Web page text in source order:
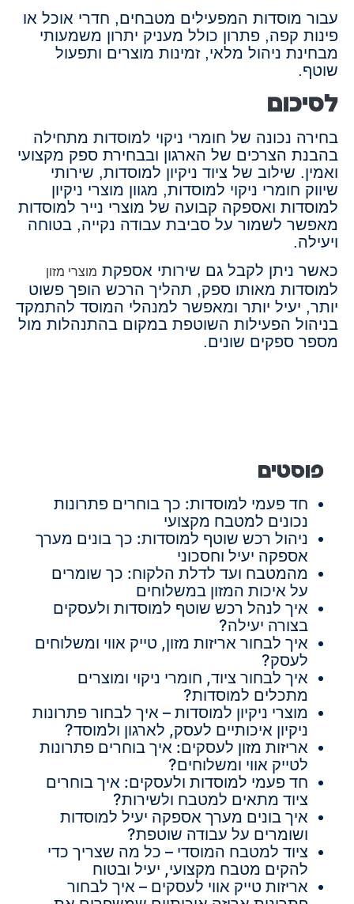
עבור מוסדות המפעילים מטבחים, חדרי אוכל או
פינות קפה, פתרון כולל מעניק יתרון משמעותי
מבחינת ניהול מלאי, זמינות מוצרים ותפעול
שוטף.
לסיכום
בחירה נכונה של חומרי ניקוי למוסדות מתחילה
בהבנת הצרכים של הארגון ובבחירת ספק מקצועי
ואמין. שילוב של ציוד ניקיון למוסדות, שירותי
שיווק חומרי ניקוי למוסדות, מגוון מוצרי ניקיון
למוסדות ואספקה קבועה של מוצרי נייר למוסדות
מאפשר לשמור על סביבת עבודה נקייה, בטוחה
ויעילה.
כאשר ניתן לקבל גם שירותי אספקת מוצרי מזון
למוסדות מאותו ספק, תהליך הרכש הופך פשוט
יותר, יעיל יותר ומאפשר למנהלי המוסד להתמקד
בניהול הפעילות השוטפת במקום בהתנהלות מול
מספר ספקים שונים.
פוסטים
חד פעמי למוסדות: כך בוחרים פתרונות
נכונים למטבח מקצועי
ניהול רכש שוטף למוסדות: כך בונים מערך
אספקה יעיל וחסכוני
מהמטבח ועד לדלת הלקוח: כך שומרים
על איכות המזון במשלוחים
איך לנהל רכש שוטף למוסדות ולעסקים
בצורה יעילה?
איך לבחור אריזות מזון, טייק אווי ומשלוחים
לעסק?
איך לבחור ציוד, חומרי ניקוי ומוצרים
מתכלים למוסדות?
מוצרי ניקיון למוסדות – איך לבחור פתרונות
ניקיון איכותיים לעסק, לארגון ולמוסד?
אריזות מזון לעסקים: איך בוחרים פתרונות
לטייק אווי ומשלוחים?
חד פעמי למוסדות ולעסקים: איך בוחרים
ציוד מתאים למטבח ולשירות?
איך בונים מערך אספקה יעיל למוסדות
ושומרים על עבודה שוטפת?
ציוד למטבח המוסדי – כל מה שצריך כדי
להקים מטבח מקצועי, יעיל ובטוח
אריזות טייק אווי לעסקים – איך לבחור